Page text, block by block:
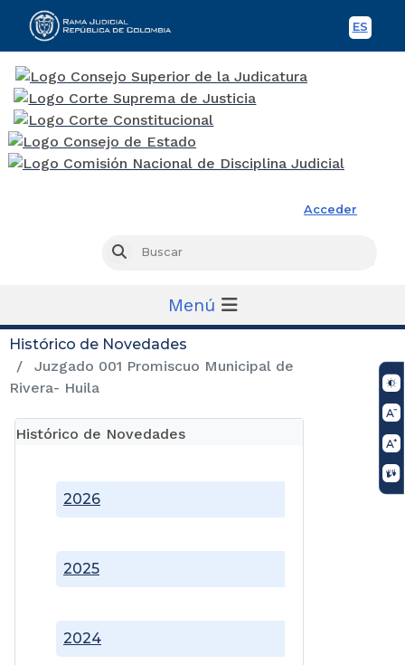
ES
Acceder
Buscar
Menú
Histórico de Novedades
Juzgado 001 Promiscuo Municipal de
Rivera- Huila
Histórico de Novedades
2024
2025
2026